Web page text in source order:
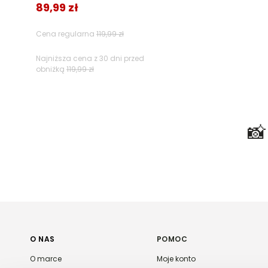
89,99 zł
Cena regularna 119,99 zł
Najniższa cena z 30 dni przed
obniżką 119,99 zł
O NAS
O marce
POMOC
Moje konto